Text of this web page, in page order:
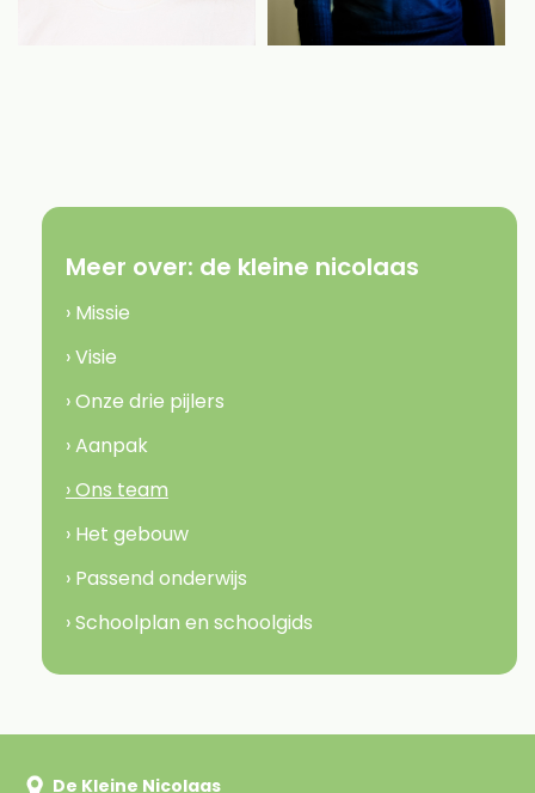
Meer over: de kleine nicolaas
› Missie
› Visie
› Onze drie pijlers
› Aanpak
› Ons team
› Het gebouw
› Passend onderwijs
› Schoolplan en schoolgids
De Kleine Nicolaas